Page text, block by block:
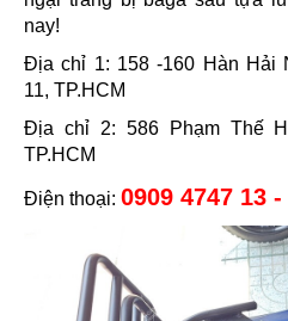
nay!
Địa chỉ 1: 158 -160 Hàn Hải
11, TP.HCM
Địa chỉ 2: 586 Phạm Thế
TP.HCM
Điện thoại: 0909 4747 13